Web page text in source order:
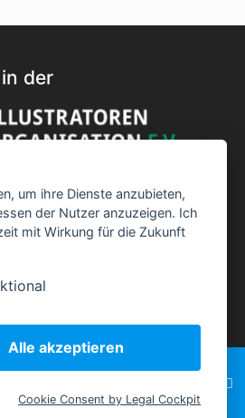
der
um ihre Dienste anzubieten,
der Nutzer anzuzeigen. Ich
mit Wirkung für die Zukunft
Alle akzeptieren
Cookie Consent by Legal Cockpit